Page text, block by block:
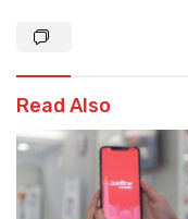
Read Also